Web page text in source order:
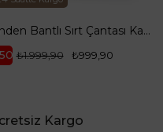
Önden Bantlı Sırt Çantası Kahverengi ARM 165
₺999,90
₺1.999,90
Kargo